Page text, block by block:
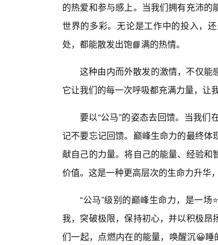
的热爱和参与感上。当我们拥有充沛
世界的多彩。无论是工作中的投入，
处，都能散发出饱📘满的热情。
这种由内而外散发的激情，不仅能
它让我们的每一次呼吸都充满力量，让
要以“公马”的姿态去回馈。当我
记不要忘记回馈。巅峰生命力的最终
献自己的力量。将自己的能量、经验
价值。这是一种更高层次的生命力升华
“公马”级别的巅峰生命力，是一
我，突破极限，保持初心，并以积极
们一起，点燃内在的能量，唤醒沉😀